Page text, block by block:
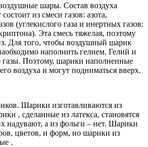
шары. Состав воздуха
из смеси газов: азота,
(углекислого газа и инертных газов:
Эта смесь тяжелая, поэтому
Для того, чтобы воздушный шарик
наполнить гелием. Гелий и
газы. Поэтому, шарики наполненные
воздуха и могут подниматься вверх.
Шарики изготавливаются из
, сделанные из латекса, становятся
надувают, а из фольги – нет. Шарики
цветов, и форм, но шарики из
.